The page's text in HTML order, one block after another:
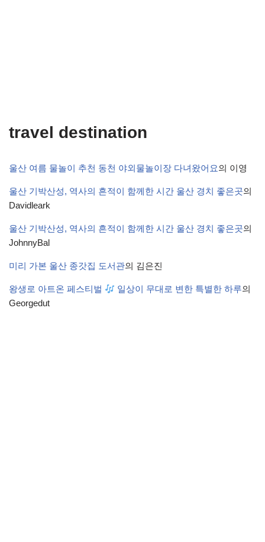
travel destination
울산 여름 물놀이 추천 동천 야외물놀이장 다녀왔어요의 이영
울산 기박산성, 역사의 흔적이 함께한 시간 울산 경치 좋은곳의
Davidleark
울산 기박산성, 역사의 흔적이 함께한 시간 울산 경치 좋은곳의
JohnnyBal
미리 가본 울산 종갓집 도서관의 김은진
왕생로 아트온 페스티벌 일상이 무대로 변한 특별한 하루의
Georgedut